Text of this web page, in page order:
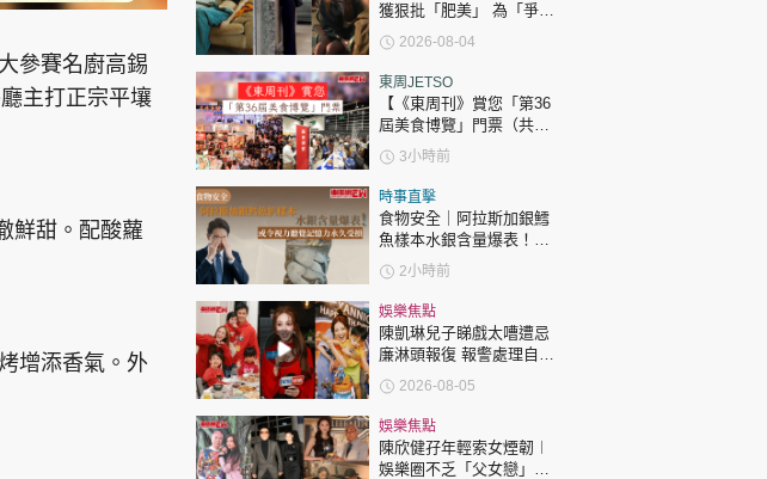
報 頭條日報 星島環球 The Standard 親子王
Copyright © 東周網 版權所有 . 不得轉載 ©Eastweek.com.hk. All rights reserved.
參賽名廚高錫
主打正宗平壤
鮮甜。配酸蘿
增添香氣。外
獲狠批「肥美」 為「爭
仔」緊急消脂10日成功瘦
12.2吋
2026-08-04
東周JETSO
【《東周刊》賞您「第36
屆美食博覽」門票（共30
張）】
3小時前
時事直擊
食物安全｜阿拉斯加銀鱈
魚樣本水銀含量爆表！或
令視力聽覺記憶力永久受
損
2小時前
娛樂焦點
陳凱琳兒子睇戲太嘈遭忌
廉淋頭報復 報警處理自責
護子不力 歐錦棠陳倩揚齊
表態「媽媽有責任」
2026-08-05
娛樂焦點
陳欣健孖年輕索女煙韌︱
娛樂圈不乏「父女戀」